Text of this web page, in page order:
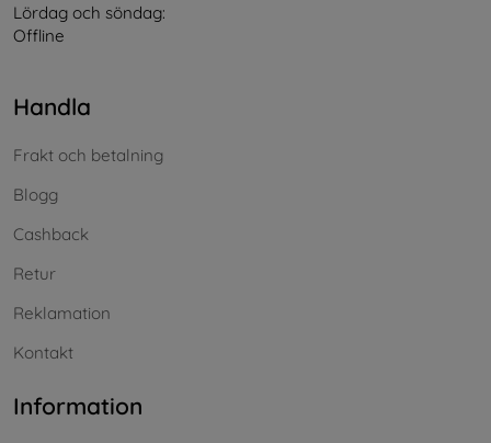
Lördag och söndag:
Offline
Handla
Frakt och betalning
Blogg
Cashback
Retur
Reklamation
Kontakt
Information